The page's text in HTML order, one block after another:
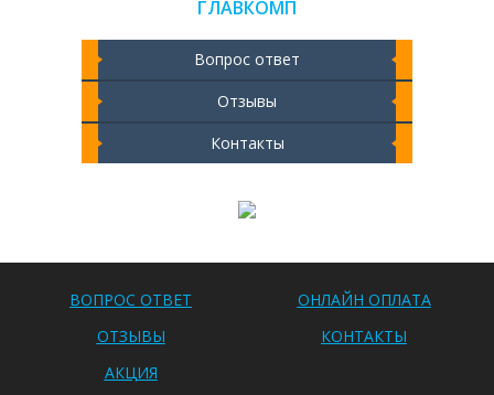
ГЛАВКОМП
Вопрос ответ
Отзывы
Контакты
ВОПРОС ОТВЕТ
ОНЛАЙН ОПЛАТА
ОТЗЫВЫ
КОНТАКТЫ
АКЦИЯ